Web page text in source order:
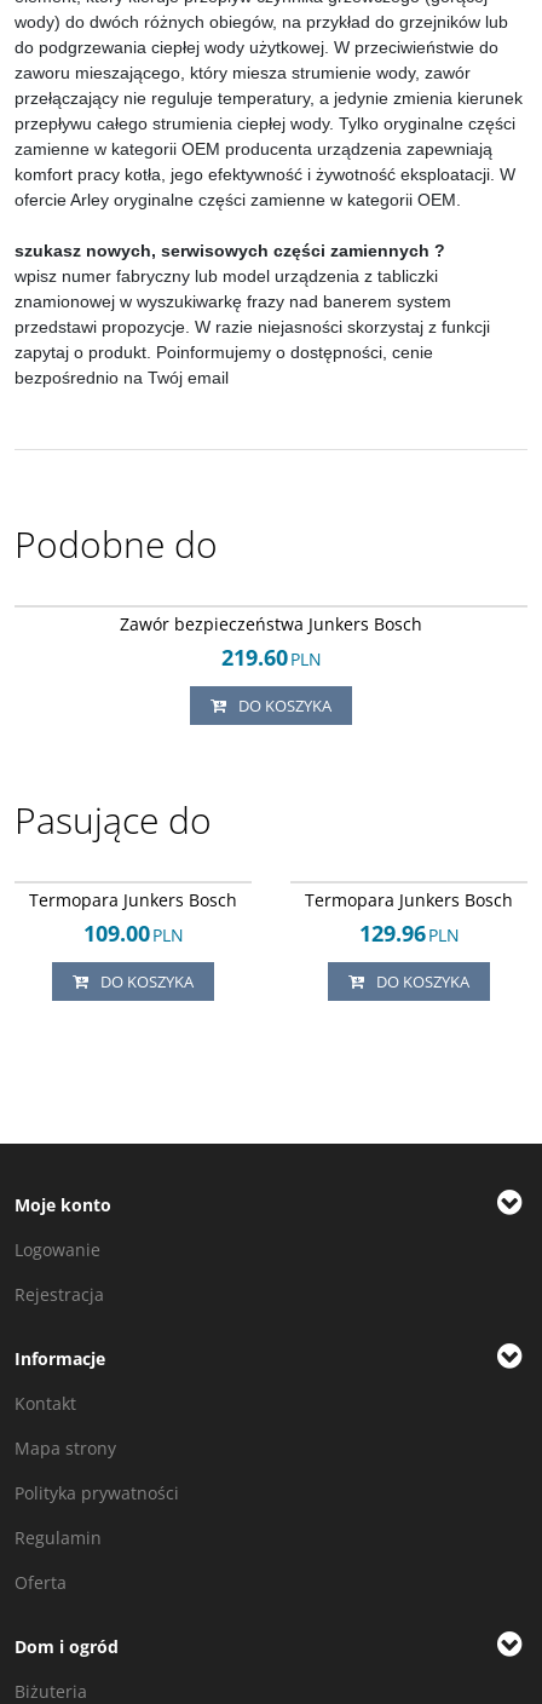
wody) do dwóch różnych obiegów, na przykład do grzejników lub
do podgrzewania ciepłej wody użytkowej. W przeciwieństwie do
zaworu mieszającego, który miesza strumienie wody, zawór
przełączający nie reguluje temperatury, a jedynie zmienia kierunek
przepływu całego strumienia ciepłej wody. Tylko oryginalne części
zamienne w kategorii OEM producenta urządzenia zapewniają
komfort pracy kotła, jego efektywność i żywotność eksploatacji. W
ofercie Arley oryginalne części zamienne w kategorii OEM.
szukasz nowych, serwisowych części zamiennych ?
wpisz numer fabryczny lub model urządzenia z tabliczki
znamionowej w wyszukiwarkę frazy nad banerem system
przedstawi propozycje. W razie niejasności skorzystaj z funkcji
zapytaj o produkt. Poinformujemy o dostępności, cenie
bezpośrednio na Twój email
Podobne do
Zawór bezpieczeństwa Junkers Bosch
219.60PLN
DO KOSZYKA
Pasujące do
Termopara Junkers Bosch
109.00PLN
DO KOSZYKA
Termopara Junkers Bosch
129.96PLN
DO KOSZYKA
Moje konto
Logowanie
Rejestracja
Informacje
Kontakt
Mapa strony
Polityka prywatności
Regulamin
Oferta
Dom i ogród
Biżuteria